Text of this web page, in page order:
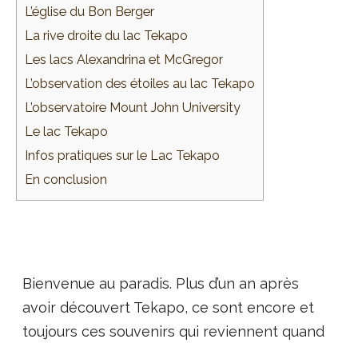
L’église du Bon Berger
La rive droite du lac Tekapo
Les lacs Alexandrina et McGregor
L’observation des étoiles au lac Tekapo
L’observatoire Mount John University
Le lac Tekapo
Infos pratiques sur le Lac Tekapo
En conclusion
Bienvenue au paradis. Plus d’un an après
avoir découvert Tekapo, ce sont encore et
toujours ces souvenirs qui reviennent quand